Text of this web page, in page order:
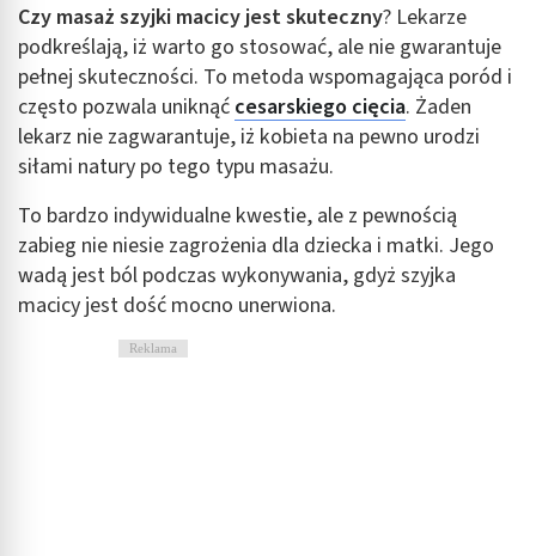
Czy masaż szyjki macicy jest skuteczny? Lekarze
podkreślają, iż warto go stosować, ale nie gwarantuje
pełnej skuteczności. To metoda wspomagająca poród i
często pozwala uniknąć cesarskiego cięcia. Żaden
lekarz nie zagwarantuje, iż kobieta na pewno urodzi
siłami natury po tego typu masażu.
To bardzo indywidualne kwestie, ale z pewnością
zabieg nie niesie zagrożenia dla dziecka i matki. Jego
wadą jest ból podczas wykonywania, gdyż szyjka
macicy jest dość mocno unerwiona.
Reklama